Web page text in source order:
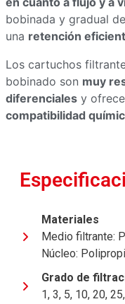
bobinada y gradual
una retención
Los cartuchos
bobinado son muy
diferenciales y
compatibilidad
Materiales
Medio filtrante:
Núcleo:
Grado de
1, 3, 5, 10, 20,